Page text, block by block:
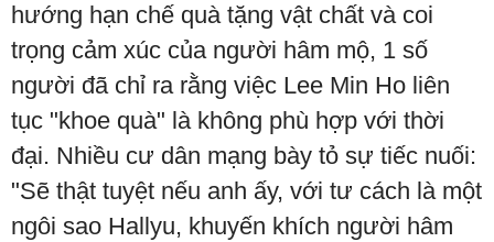
hướng hạn chế quà tặng vật chất và coi
trọng cảm xúc của người hâm mộ, 1 số
người đã chỉ ra rằng việc Lee Min Ho liên
tục "khoe quà" là không phù hợp với thời
đại. Nhiều cư dân mạng bày tỏ sự tiếc nuối:
"Sẽ thật tuyệt nếu anh ấy, với tư cách là một
ngôi sao Hallyu, khuyến khích người hâm